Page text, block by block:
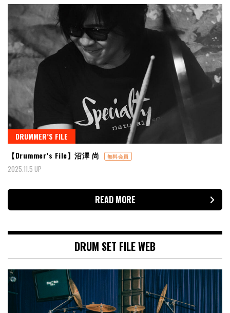
DRUMMER’S FILE
【Drummer’s File】沼澤 尚
無料会員
2025.11.5 UP
READ MORE
DRUM SET FILE WEB